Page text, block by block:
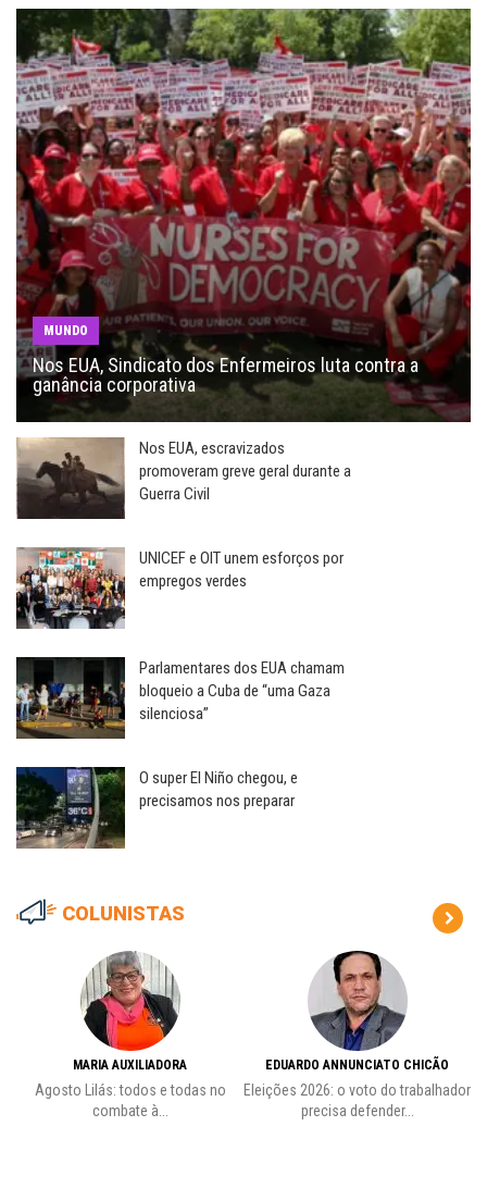
MUNDO
Nos EUA, Sindicato dos Enfermeiros luta contra a
ganância corporativa
Nos EUA, escravizados
promoveram greve geral durante a
Guerra Civil
UNICEF e OIT unem esforços por
empregos verdes
Parlamentares dos EUA chamam
bloqueio a Cuba de “uma Gaza
silenciosa”
O super El Niño chegou, e
precisamos nos preparar
COLUNISTAS
MARIA AUXILIADORA
Agosto Lilás: todos e todas no
combate à...
EDUARDO ANNUNCIATO CHICÃO
Eleições 2026: o voto do trabalhador
precisa defender...